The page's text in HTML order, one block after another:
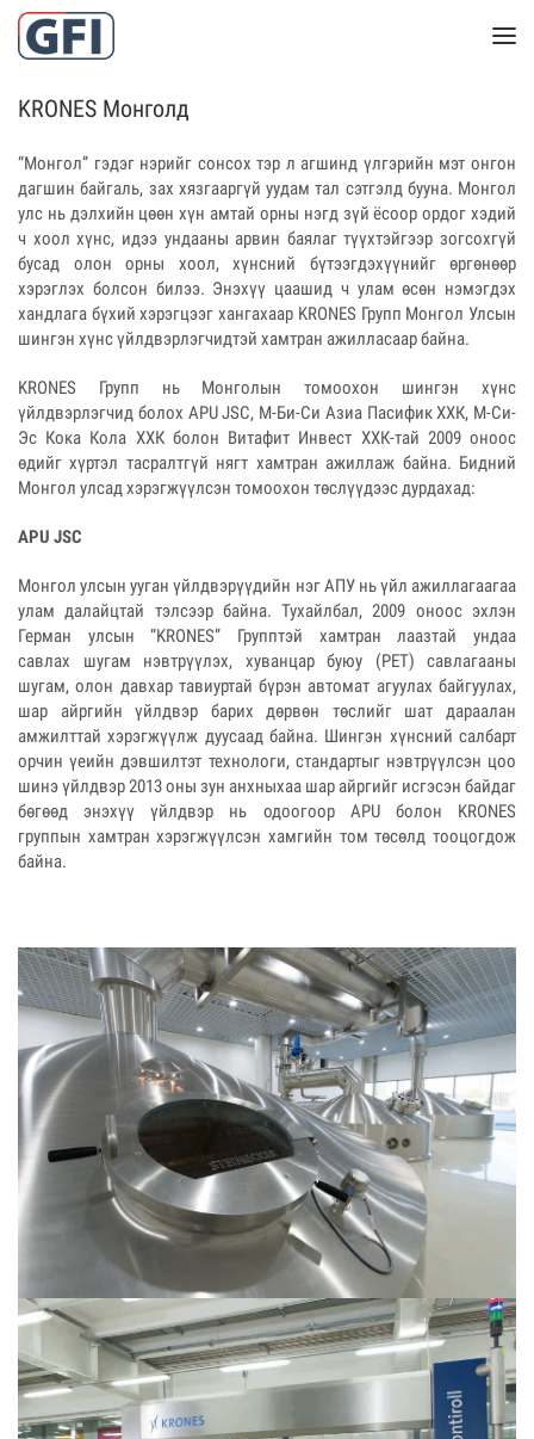
KRONES Монголд
“Монгол” гэдэг нэрийг сонсох тэр л агшинд үлгэрийн мэт онгон
дагшин байгаль, зах хязгааргүй уудам тал сэтгэлд бууна. Монгол
улс нь дэлхийн цөөн хүн амтай орны нэгд зүй ёсоор ордог хэдий
ч хоол хүнс, идээ ундааны арвин баялаг түүхтэйгээр зогсохгүй
бусад олон орны хоол, хүнсний бүтээгдэхүүнийг өргөнөөр
хэрэглэх болсон билээ. Энэхүү цаашид ч улам өсөн нэмэгдэх
хандлага бүхий хэрэгцээг хангахаар KRONES Групп Монгол Улсын
шингэн хүнс үйлдвэрлэгчидтэй хамтран ажилласаар байна.
KRONES Групп нь Монголын томоохон шингэн хүнс
үйлдвэрлэгчид болох APU JSC, М-Би-Си Азиа Пасифик ХХК, М-Си-
Эс Кока Кола ХХК болон Витафит Инвест ХХК-тай 2009 оноос
өдийг хүртэл тасралтгүй нягт хамтран ажиллаж байна. Бидний
Монгол улсад хэрэгжүүлсэн томоохон төслүүдээс дурдахад:
APU JSC
Монгол улсын ууган үйлдвэрүүдийн нэг АПУ нь үйл ажиллагаагаа
улам далайцтай тэлсээр байна. Тухайлбал, 2009 оноос эхлэн
Герман улсын “KRONES” Групптэй хамтран лаазтай ундаа
савлах шугам нэвтрүүлэх, хуванцар буюу (PET) савлагааны
шугам, олон давхар тавиуртай бүрэн автомат агуулах байгуулах,
шар айргийн үйлдвэр барих дөрвөн төслийг шат дараалан
амжилттай хэрэгжүүлж дуусаад байна. Шингэн хүнсний салбарт
орчин үеийн дэвшилтэт технологи, стандартыг нэвтрүүлсэн цоо
шинэ үйлдвэр 2013 оны зун анхныхаа шар айргийг исгэсэн байдаг
бөгөөд энэхүү үйлдвэр нь одоогоор APU болон KRONES
группын хамтран хэрэгжүүлсэн хамгийн том төсөлд тооцогдож
байна.